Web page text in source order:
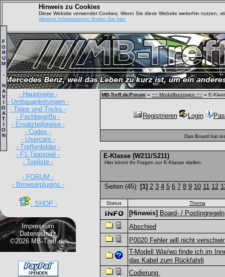
Hinweis zu Cookies
Diese Website verwendet Cookies. Wenn Sie diese Website weiterhin nutzen,
Weitere Informationen finden Sie hier.
- Hauptseite -
- Umbauanleitungen -
- Tipps und Tricks -
- Fachbegriffe -
- Ersatzteilpreise -
- Codes -
- Usercars -
- Treffenbilder -
- F1-Tippspiel -
- Topliste -
- FORUM -
- Browserplugins -
- SHOP -
Impressum
Datenschutz
©2026 MB-Treff.de
F
O
R
U
M
-
N
A
V
I
G
A
T
I
O
N
MB-Treff.de/Forum » ~~ Modellbezogen ~~ » E-
Registrieren Login
Das Board hat
E-Klasse (W211/S211)
Hier könnt Ihr Fragen zur E-Klasse stellen.
Seiten (45): [1] 2 3 4 5 6 7 8 9 10 11 12
Status Thema
[Hinweis] Board- / Postingregeln
Abschied
P0020 Fehler will nicht
T-Modell Wie/wo finde ich im
das Kabel zum Rückfahrli
Codierung